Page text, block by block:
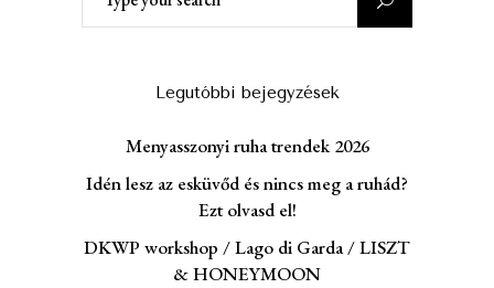
for:
Legutóbbi bejegyzések
Menyasszonyi ruha trendek 2026
Idén lesz az esküvőd és nincs meg a ruhád?
Ezt olvasd el!
DKWP workshop / Lago di Garda / LISZT
& HONEYMOON